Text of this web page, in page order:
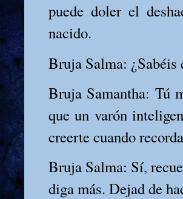
puede doler el
nacido.
Bruja Salma: ¿Sabéis
Bruja Samantha: Tú
que un varón
creerte cuando
Bruja Salma: Sí,
diga más. Dejad de